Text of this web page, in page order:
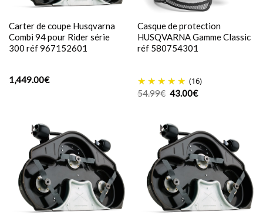
Carter de coupe Husqvarna
Combi 94 pour Rider série
300 réf 967152601
1,449.00€
Casque de protection
HUSQVARNA Gamme Classic
réf 580754301
(16)
54.99€ Le
prix
54.99€.
43.00€Le
prix